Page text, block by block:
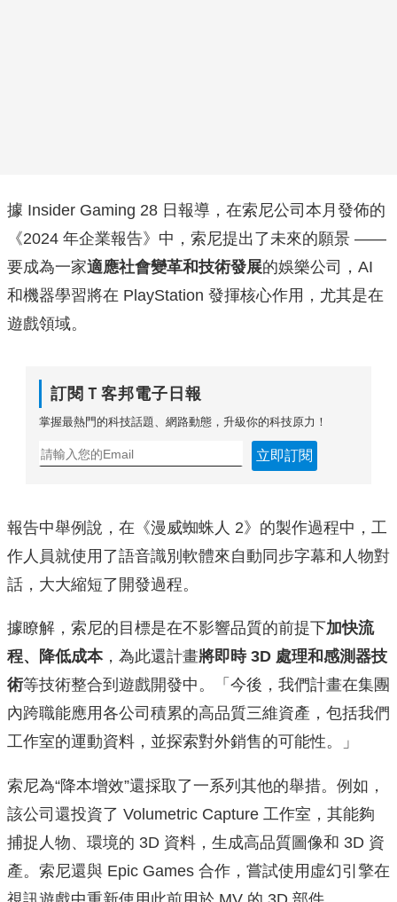
據 Insider Gaming 28 日報導，在索尼公司本月發佈的
《2024 年企業報告》中，索尼提出了未來的願景 ——
要成為一家適應社會變革和技術發展的娛樂公司，AI
和機器學習將在 PlayStation 發揮核心作用，尤其是在
遊戲領域。
訂閱Ｔ客邦電子日報
掌握最熱門的科技話題、網路動態，升級你的科技原力！
立即訂閱
報告中舉例說，在《漫威蜘蛛人 2》的製作過程中，工
作人員就使用了語音識別軟體來自動同步字幕和人物對
話，大大縮短了開發過程。
據瞭解，索尼的目標是在不影響品質的前提下加快流
程、降低成本，為此還計畫將即時 3D 處理和感測器技
術等技術整合到遊戲開發中。「今後，我們計畫在集團
內跨職能應用各公司積累的高品質三維資產，包括我們
工作室的運動資料，並探索對外銷售的可能性。」
索尼為“降本增效”還採取了一系列其他的舉措。例如，
該公司還投資了 Volumetric Capture 工作室，其能夠
捕捉人物、環境的 3D 資料，生成高品質圖像和 3D 資
產。索尼還與 Epic Games 合作，嘗試使用虛幻引擎在